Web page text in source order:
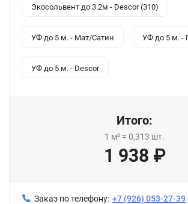
Экосольвент до 3.2м - Descor (310)
УФ до 5 м. - Мат/Сатин УФ до 5 м. -
УФ до 5 м. - Descor
Итого:
1 м² = 0,313 шт.
1 938 ₽
Заказ по телефону: +7 (926) 053-27-39